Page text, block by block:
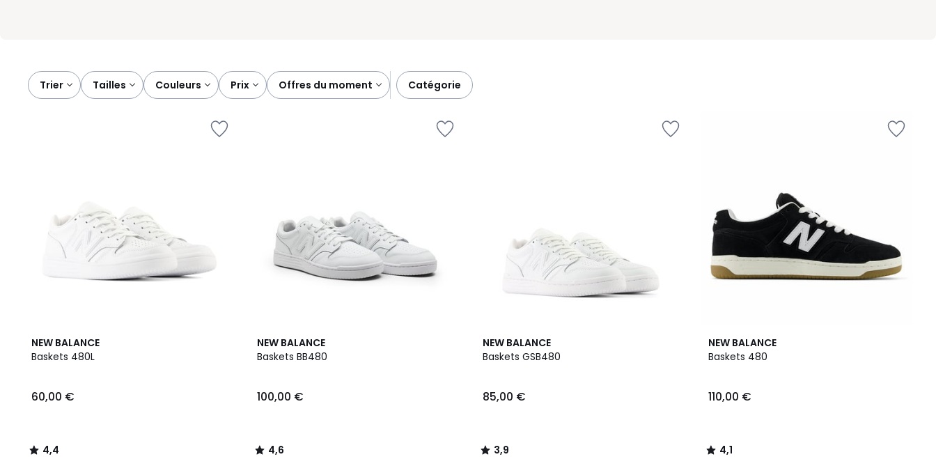
Trier tailles couleurs prix offres du moment catégorie
NEW BALANCE
Baskets 480L
€.
60,00 €
4,4
/ 5
4,4
/
NEW BALANCE
Baskets BB480
100,00 €
4,6
/ 5
4,6
/
NEW BALANCE
Baskets GSB480
85,00 €
3,9
/ 5
3,9
/
NEW BALANCE
Baskets 480
110,00 €
4,1
/ 5
4,1
/